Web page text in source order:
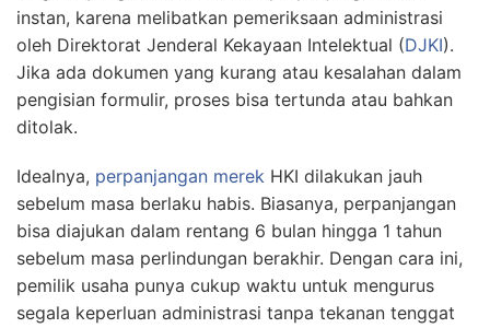
instan, karena melibatkan pemeriksaan administrasi
oleh Direktorat Jenderal Kekayaan Intelektual (DJKI).
Jika ada dokumen yang kurang atau kesalahan dalam
pengisian formulir, proses bisa tertunda atau bahkan
ditolak.
Idealnya, perpanjangan merek HKI dilakukan jauh
sebelum masa berlaku habis. Biasanya, perpanjangan
bisa diajukan dalam rentang 6 bulan hingga 1 tahun
sebelum masa perlindungan berakhir. Dengan cara ini,
pemilik usaha punya cukup waktu untuk mengurus
segala keperluan administrasi tanpa tekanan tenggat